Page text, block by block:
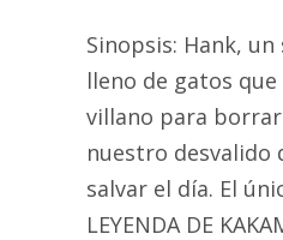
Sinopsis: Hank,
lleno de gatos
villano para
nuestro desvalido
salvar el día. El
LEYENDA DE